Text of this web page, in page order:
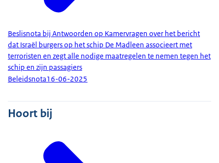
Beslisnota bij Antwoorden op Kamervragen over het bericht
dat Israël burgers op het schip De Madleen associeert met
terroristen en zegt alle nodige maatregelen te nemen tegen het
schip en zijn passagiers
Beleidsnota16-06-2025
Hoort bij